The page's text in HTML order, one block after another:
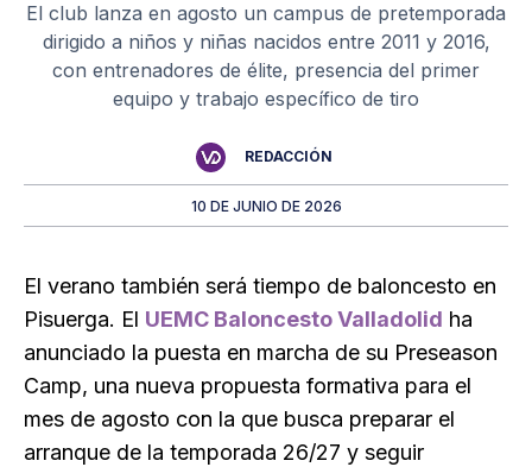
El club lanza en agosto un campus de pretemporada
dirigido a niños y niñas nacidos entre 2011 y 2016,
con entrenadores de élite, presencia del primer
equipo y trabajo específico de tiro
REDACCIÓN
10 DE JUNIO DE 2026
El verano también será tiempo de baloncesto en
Pisuerga. El UEMC Baloncesto Valladolid ha
anunciado la puesta en marcha de su Preseason
Camp, una nueva propuesta formativa para el
mes de agosto con la que busca preparar el
arranque de la temporada 26/27 y seguir